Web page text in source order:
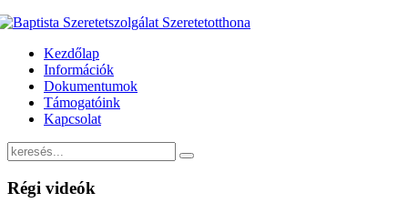
Kezdőlap
Információk
Dokumentumok
Támogatóink
Kapcsolat
Régi videók